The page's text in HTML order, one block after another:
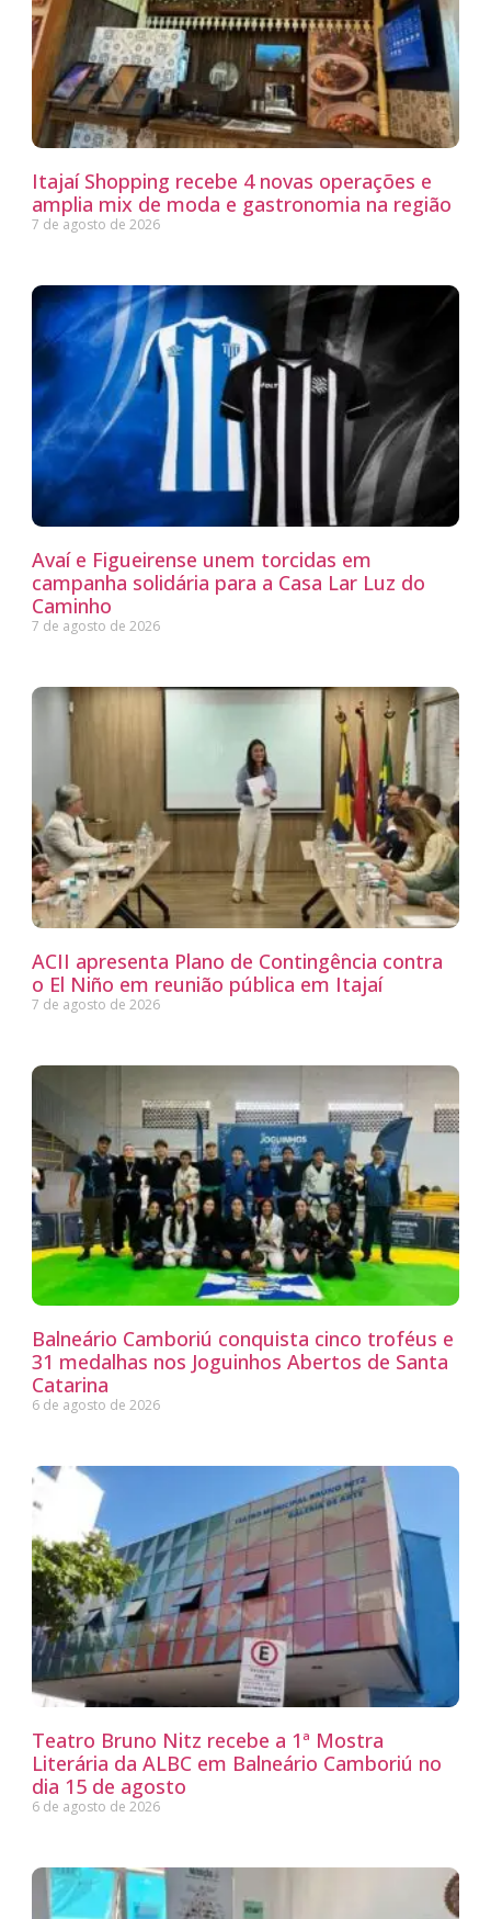
Itajaí Shopping recebe 4 novas operações e
amplia mix de moda e gastronomia na região
7 de agosto de 2026
Avaí e Figueirense unem torcidas em
campanha solidária para a Casa Lar Luz do
Caminho
7 de agosto de 2026
ACII apresenta Plano de Contingência contra
o El Niño em reunião pública em Itajaí
7 de agosto de 2026
Balneário Camboriú conquista cinco troféus e
31 medalhas nos Joguinhos Abertos de Santa
Catarina
6 de agosto de 2026
Teatro Bruno Nitz recebe a 1ª Mostra
Literária da ALBC em Balneário Camboriú no
dia 15 de agosto
6 de agosto de 2026